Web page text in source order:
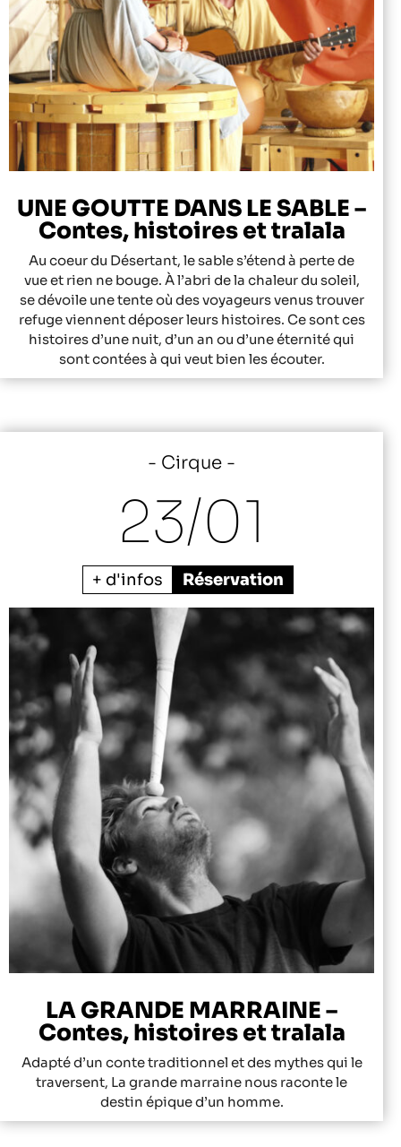
UNE GOUTTE DANS LE SABLE –
Contes, histoires et tralala
Au coeur du Désertant, le sable s’étend à perte de
vue et rien ne bouge. À l’abri de la chaleur du soleil,
se dévoile une tente où des voyageurs venus trouver
refuge viennent déposer leurs histoires. Ce sont ces
histoires d’une nuit, d’un an ou d’une éternité qui
sont contées à qui veut bien les écouter.
Cirque
23/01
+ d'infos Réservation
LA GRANDE MARRAINE –
Contes, histoires et tralala
Adapté d’un conte traditionnel et des mythes qui le
traversent, La grande marraine nous raconte le
destin épique d’un homme.